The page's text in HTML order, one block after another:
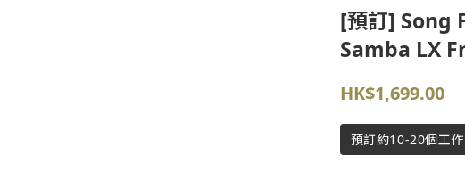
[預訂] Song
Samba LX
HK$1,699.00
預訂約10-20個工